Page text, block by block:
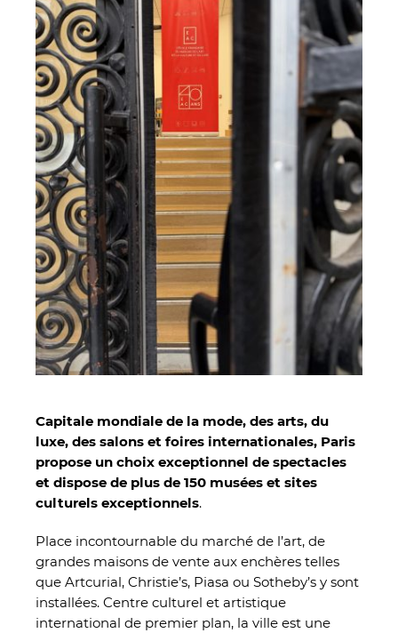
Capitale mondiale de la mode, des arts, du
luxe, des salons et foires internationales, Paris
propose un choix exceptionnel de spectacles
et dispose de plus de 150 musées et sites
culturels exceptionnels.
Place incontournable du marché de l’art, de
grandes maisons de vente aux enchères telles
que Artcurial, Christie’s, Piasa ou Sotheby’s y sont
installées. Centre culturel et artistique
international de premier plan, la ville est une